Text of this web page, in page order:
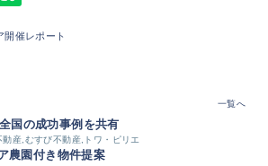
開催レポート
一覧へ
国の成功事例を共有
産,むすび不動産,トワ・ピリエ
農園付き物件提案